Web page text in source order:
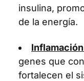
insulina,
de la energía.
genes que
fortalecen el